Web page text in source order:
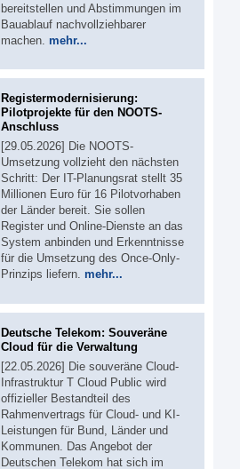
bereitstellen und Abstimmungen im
Bauablauf nachvollziehbarer
machen. mehr...
Registermodernisierung:
Pilotprojekte für den NOOTS-
Anschluss
[29.05.2026] Die NOOTS-
Umsetzung vollzieht den nächsten
Schritt: Der IT-Planungsrat stellt 35
Millionen Euro für 16 Pilotvorhaben
der Länder bereit. Sie sollen
Register und Online-Dienste an das
System anbinden und Erkenntnisse
für die Umsetzung des Once-Only-
Prinzips liefern. mehr...
Deutsche Telekom: Souveräne
Cloud für die Verwaltung
[22.05.2026] Die souveräne Cloud-
Infrastruktur T Cloud Public wird
offizieller Bestandteil des
Rahmenvertrags für Cloud- und KI-
Leistungen für Bund, Länder und
Kommunen. Das Angebot der
Deutschen Telekom hat sich im